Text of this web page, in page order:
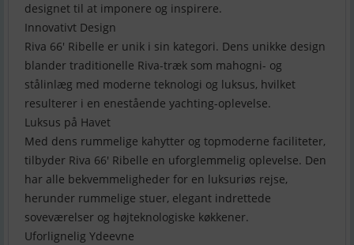
designet til at imponere og inspirere.
Innovativt Design
Riva 66′ Ribelle er unik i sin kategori. Dens unikke design
blander traditionelle Riva-træk som mahogni- og
stålinlæg med moderne teknologi og luksus, hvilket
resulterer i en enestående yachting-oplevelse.
Luksus på Havet
Med dens rummelige kahytter og topmoderne faciliteter,
tilbyder Riva 66′ Ribelle en uforglemmelig oplevelse. Den
har alle bekvemmeligheder for en luksuriøs rejse,
herunder rummelige stuer, elegant indrettede
soveværelser og højteknologiske køkkener.
Uforlignelig Ydeevne